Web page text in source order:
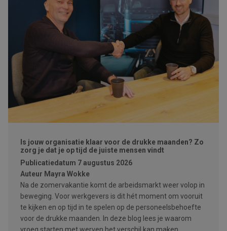
Is jouw organisatie klaar voor de drukke maanden? Zo
zorg je dat je op tijd de juiste mensen vindt
Publicatiedatum 7 augustus 2026
Auteur Mayra Wokke
Na de zomervakantie komt de arbeidsmarkt weer volop in
beweging. Voor werkgevers is dit hét moment om vooruit
te kijken en op tijd in te spelen op de personeelsbehoefte
voor de drukke maanden. In deze blog lees je waarom